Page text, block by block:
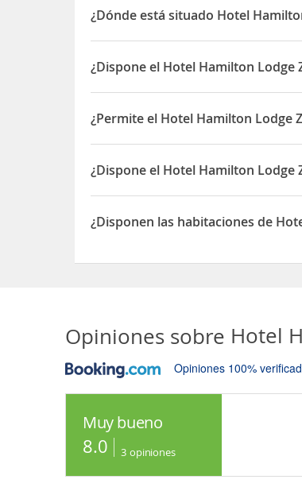
¿Dónde está situado Hotel
El Hotel Hamilton Lodge Zweisimmen
¿Dispone el Hotel Hamilton Lodge
Sí, el Hotel Hamilton Lodge
¿Permite el Hotel Hamilton Lodge
Sí, el Hotel Hamilton Lodge
¿Dispone el Hotel Hamilton Lodge
Sí, el Hotel Hamilton Lodge
¿Disponen las habitaciones de
Opiniones sobre Hotel
Opiniones 100%
Muy bueno
8.0 3 opiniones